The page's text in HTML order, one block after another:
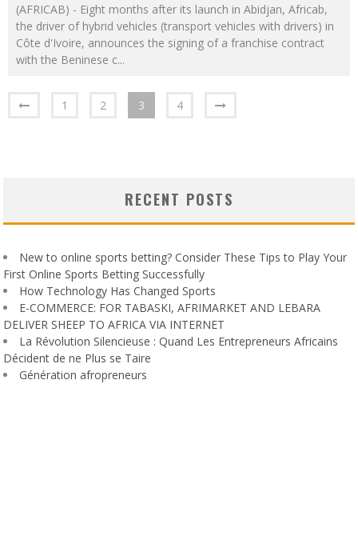
(AFRICAB) - Eight months after its launch in Abidjan, Africab,
the driver of hybrid vehicles (transport vehicles with drivers) in
Côte d'Ivoire, announces the signing of a franchise contract
with the Beninese c...
1 2 3 4
RECENT POSTS
New to online sports betting? Consider These Tips to Play Your
First Online Sports Betting Successfully
How Technology Has Changed Sports
E-COMMERCE: FOR TABASKI, AFRIMARKET AND LEBARA
DELIVER SHEEP TO AFRICA VIA INTERNET
La Révolution Silencieuse : Quand Les Entrepreneurs Africains
Décident de ne Plus se Taire
Génération afropreneurs